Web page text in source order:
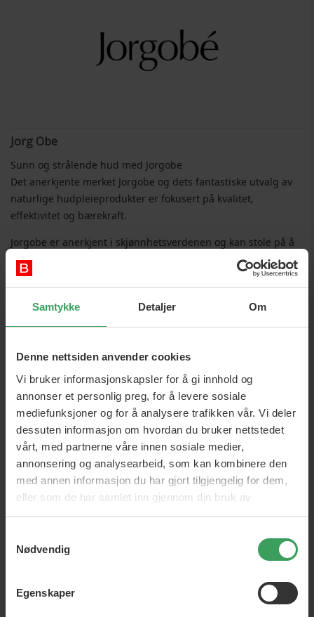
Samtykke Detaljer Om
Denne nettsiden anvender cookies
Vi bruker informasjonskapsler for å gi innhold og
annonser et personlig preg, for å levere sosiale
mediefunksjoner og for å analysere trafikken vår. Vi deler
dessuten informasjon om hvordan du bruker nettstedet
vårt, med partnerne våre innen sosiale medier,
annonsering og analysearbeid, som kan kombinere den
med annen informasjon du har gjort tilgjengelig for dem,
eller som de har samlet inn gjennom din bruk av
tjenestene deres.
Nødvendig
Egenskaper
Jorg Obe
Sunn og strålende hud med Jorgobe
Det anerkjente merket Jorgobe og dets fantastiske utvalg av
naturlige hudpleieprodukter er fokusert på kvalitet,
effektivitet og bærekraft.
Jorgobe er anerkjent i skjønnhetsverdenen og kan stole på å
levere resultater av høyeste kvalitet.
Hudpleieprodukter av høy kvalitet
Jorgobe tilbyr et bredt utvalg av hudpleieprodukter
mot huden. Enten du lider av uren eller fet hud eller ønsker å
løsningene for deg.
Bekjemp uren hud
Hvis du sliter med uren hud, har Jorgobe utviklet en rekke
produkter for å hjelpe deg med å bekjempe og forebygge
kviser, hudormer og andre ufullkommenheter i huden.
Den dyprensende ansiktsmasken Jorgobe Peel Off Mask er
reduserer synligheten av porene. Med Jorgobe ansiktsmasken
vil du oppleve en renere og mer balansert hud.
Jorgobe fokuserer ikke bare på effektive hudpleieprodukter,